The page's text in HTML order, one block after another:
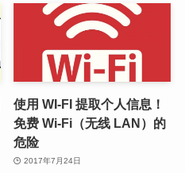
使用 WI-FI 提取个人信息！
免费 Wi-Fi（无线 LAN）的
危险
2017年7月24日